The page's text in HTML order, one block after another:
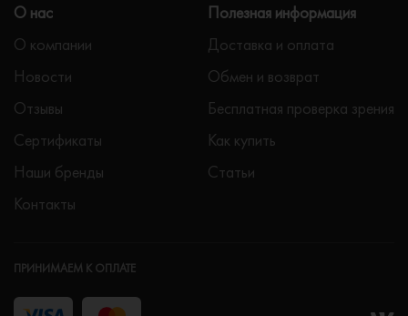
О нас
О компании
Новости
Отзывы
Сертификаты
Наши бренды
Контакты
Полезная информация
Доставка и оплата
Обмен и возврат
Бесплатная проверка зрения
Как купить
Статьи
ПРИНИМАЕМ К ОПЛАТЕ